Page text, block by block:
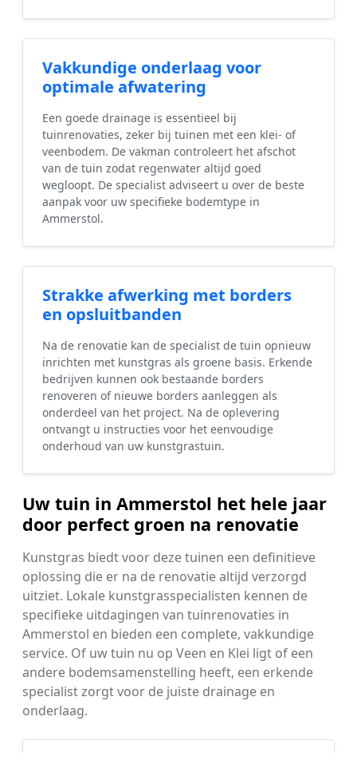
Vakkundige onderlaag voor
optimale afwatering
Een goede drainage is essentieel bij
tuinrenovaties, zeker bij tuinen met een klei- of
veenbodem. De vakman controleert het afschot
van de tuin zodat regenwater altijd goed
wegloopt. De specialist adviseert u over de beste
aanpak voor uw specifieke bodemtype in
Ammerstol.
Strakke afwerking met borders
en opsluitbanden
Na de renovatie kan de specialist de tuin opnieuw
inrichten met kunstgras als groene basis. Erkende
bedrijven kunnen ook bestaande borders
renoveren of nieuwe borders aanleggen als
onderdeel van het project. Na de oplevering
ontvangt u instructies voor het eenvoudige
onderhoud van uw kunstgrastuin.
Uw tuin in Ammerstol het hele jaar
door perfect groen na renovatie
Kunstgras biedt voor deze tuinen een definitieve
oplossing die er na de renovatie altijd verzorgd
uitziet. Lokale kunstgrasspecialisten kennen de
specifieke uitdagingen van tuinrenovaties in
Ammerstol en bieden een complete, vakkundige
service. Of uw tuin nu op Veen en Klei ligt of een
andere bodemsamenstelling heeft, een erkende
specialist zorgt voor de juiste drainage en
onderlaag.